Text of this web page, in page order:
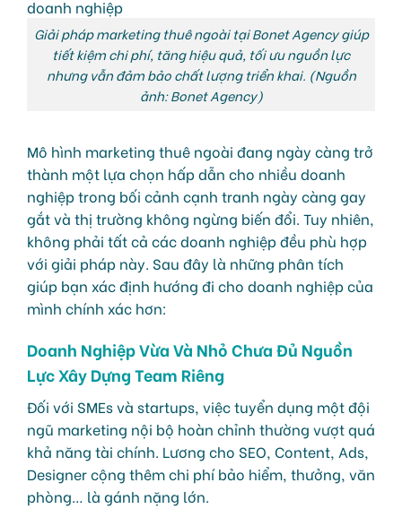
Giải pháp marketing thuê ngoài tại Bonet Agency giúp
tiết kiệm chi phí, tăng hiệu quả, tối ưu nguồn lực
nhưng vẫn đảm bảo chất lượng triển khai. (Nguồn
ảnh: Bonet Agency)
Mô hình marketing thuê ngoài đang ngày càng trở
thành một lựa chọn hấp dẫn cho nhiều doanh
nghiệp trong bối cảnh cạnh tranh ngày càng gay
gắt và thị trường không ngừng biến đổi. Tuy nhiên,
không phải tất cả các doanh nghiệp đều phù hợp
với giải pháp này. Sau đây là những phân tích
giúp bạn xác định hướng đi cho doanh nghiệp của
mình chính xác hơn:
Doanh Nghiệp Vừa Và Nhỏ Chưa Đủ Nguồn
Lực Xây Dựng Team Riêng
Đối với SMEs và startups, việc tuyển dụng một đội
ngũ marketing nội bộ hoàn chỉnh thường vượt quá
khả năng tài chính. Lương cho SEO, Content, Ads,
Designer cộng thêm chi phí bảo hiểm, thưởng, văn
phòng… là gánh nặng lớn.